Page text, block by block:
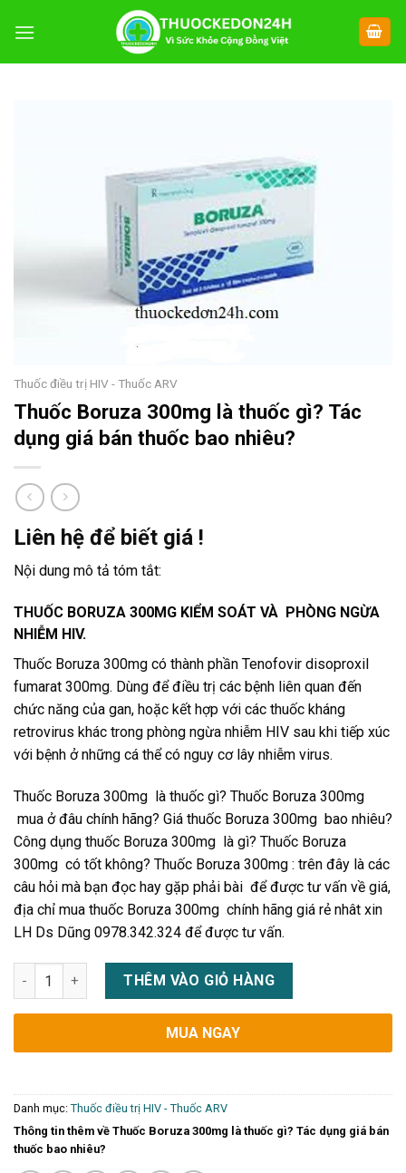
đến
Thuốc điều trị HIV - Thuốc ARV
Thuốc Boruza 300mg là thuốc gì? Tác
dụng giá bán thuốc bao nhiêu?
Liên hệ để biết giá !
Nội dung mô tả tóm tắt:
THUỐC BORUZA 300MG KIỂM SOÁT VÀ PHÒNG NGỪA
NHIỄM HIV.
Thuốc Boruza 300mg có thành phần Tenofovir disoproxil
fumarat 300mg. Dùng để điều trị các bệnh liên quan đến
chức năng của gan, hoặc kết hợp với các thuốc kháng
retrovirus khác trong phòng ngừa nhiễm HIV sau khi tiếp xúc
với bệnh ở những cá thể có nguy cơ lây nhiễm virus.
Thuốc Boruza 300mg là thuốc gì? Thuốc Boruza 300mg
mua ở đâu chính hãng? Giá thuốc Boruza 300mg bao nhiêu?
Công dụng thuốc Boruza 300mg là gì? Thuốc Boruza
300mg có tốt không? Thuốc Boruza 300mg : trên đây là các
câu hỏi mà bạn đọc hay gặp phải bài để được tư vấn về giá,
địa chỉ mua thuốc Boruza 300mg chính hãng giá rẻ nhât xin
LH Ds Dũng 0978.342.324 để được tư vấn.
Thuốc Boruza 300mg là thuốc gì? Tác dụng giá bán thuốc
THÊM VÀO GIỎ HÀNG
MUA NGAY
Danh mục: Thuốc điều trị HIV - Thuốc ARV
Thông tin thêm về Thuốc Boruza 300mg là thuốc gì? Tác dụng giá bán
thuốc bao nhiêu?